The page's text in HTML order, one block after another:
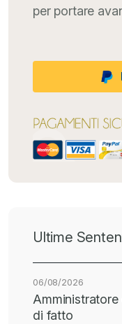
per portare
Ultime
06/08/2026
di fatto